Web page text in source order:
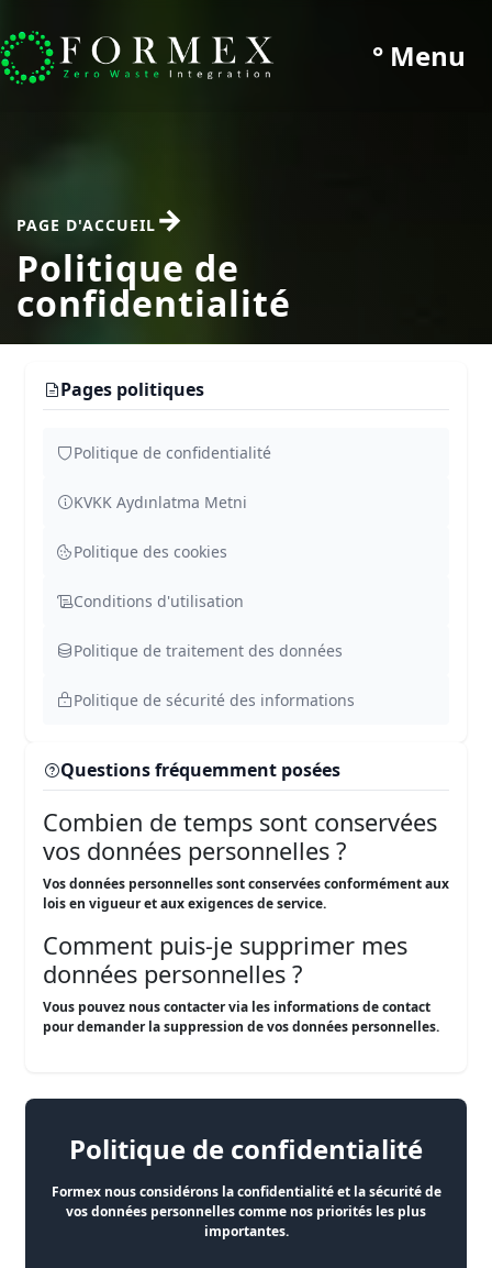
° Menu
PAGE D'ACCUEIL
Politique de
confidentialité
Politique de confidentialité
Formex nous considérons la confidentialité et la sécurité de
vos données personnelles comme nos priorités les plus
importantes.
Pages politiques
Politique de confidentialité
KVKK Aydınlatma Metni
Politique des cookies
Conditions d'utilisation
Politique de traitement des données
Politique de sécurité des informations
Questions fréquemment posées
Combien de temps sont conservées
vos données personnelles ?
Vos données personnelles sont conservées conformément aux
lois en vigueur et aux exigences de service.
Comment puis-je supprimer mes
données personnelles ?
Vous pouvez nous contacter via les informations de contact
pour demander la suppression de vos données personnelles.